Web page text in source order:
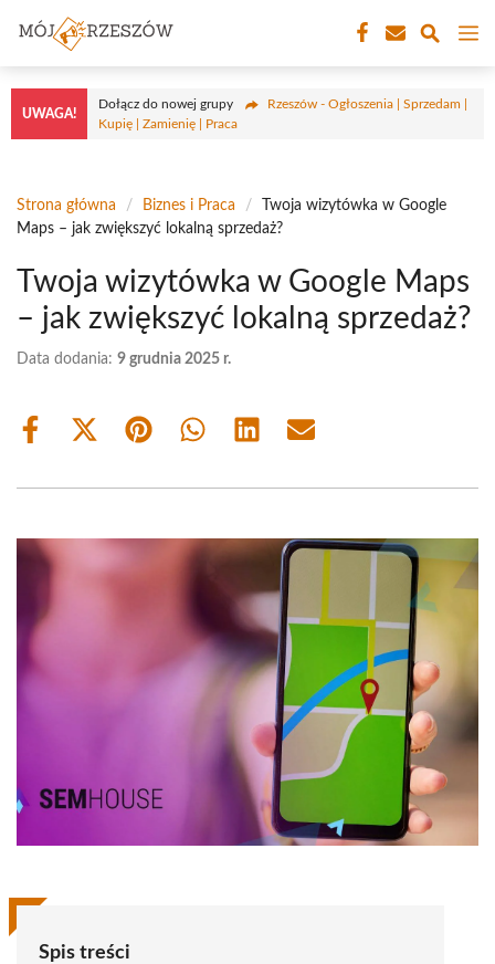
treści
UWAGA!
Dołącz do nowej grupy
Rzeszów - Ogłoszenia | Sprzedam |
Kupię | Zamienię | Praca
Strona główna / Biznes i Praca /
Twoja wizytówka w Google
Maps – jak zwiększyć lokalną sprzedaż?
Twoja wizytówka w Google Maps
– jak zwiększyć lokalną sprzedaż?
Data dodania: 9 grudnia 2025 r.
Share
Share
(Twitter)
Share Share Share Share
Spis treści